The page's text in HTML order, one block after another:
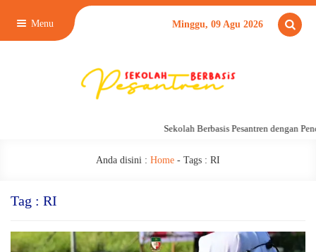
Menu Minggu, 09 Agu 2026
Sekolah Berbasis Pesantren dengan
Anda disini : Home - Tags : RI
Tag : RI